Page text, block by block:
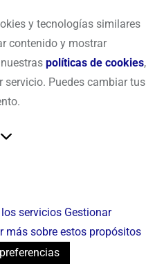
y tecnologías similares
contenido y mostrar
políticas de cookies,
servicio. Puedes cambiar tus
servicios Gestionar
más sobre estos propósitos